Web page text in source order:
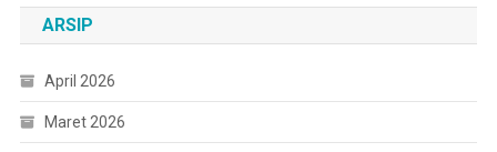
ARSIP
April 2026
Maret 2026